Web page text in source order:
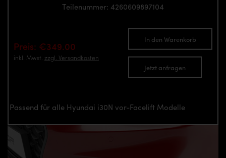
Teilenummer: 4260609897104
Preis: €349.00
inkl. Mwst. zzgl. Versandkosten
In den Warenkorb
Jetzt anfragen
Passend für alle Hyundai i30N vor-Facelift Modelle